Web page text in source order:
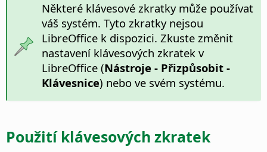
Některé klávesové zkratky může používat
váš systém. Tyto zkratky nejsou
LibreOffice k dispozici. Zkuste změnit
nastavení klávesových zkratek v
LibreOffice (Nástroje - Přizpůsobit -
Klávesnice) nebo ve svém systému.
Použití klávesových zkratek